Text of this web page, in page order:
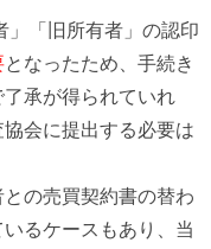
」「旧所有者」の認印
となったため、手続き
承が得られていれ
会に提出する必要は
の売買契約書の替わ
るケースもあり、当